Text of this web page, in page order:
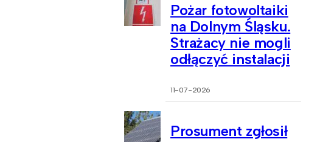
Pożar fotowoltaiki
na Dolnym Śląsku.
Strażacy nie mogli
odłączyć instalacji
11-07-2026
Prosument zgłosił